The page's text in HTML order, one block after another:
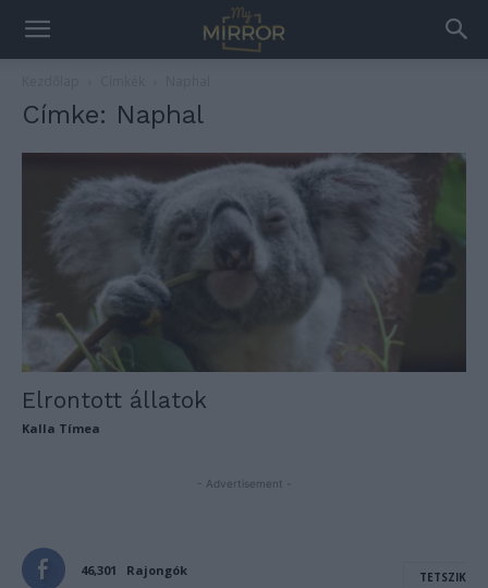
Címke: Naphal
Elrontott állatok
Kalla Tímea
- Advertisement -
46,301 Rajongók TETSZIK